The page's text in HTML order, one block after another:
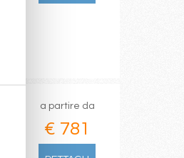
a partire da
€ 781